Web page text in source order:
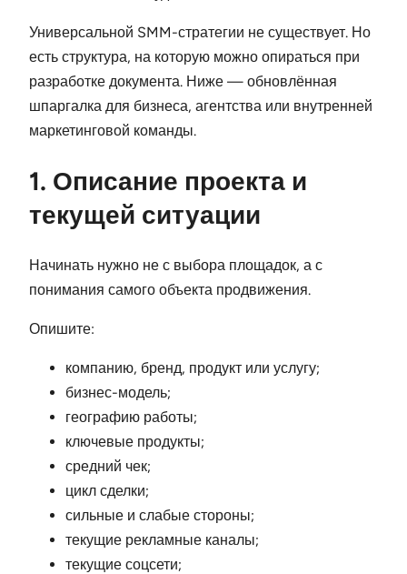
Универсальной SMM-стратегии не существует. Но
есть структура, на которую можно опираться при
разработке документа. Ниже — обновлённая
шпаргалка для бизнеса, агентства или внутренней
маркетинговой команды.
1. Описание проекта и
текущей ситуации
Начинать нужно не с выбора площадок, а с
понимания самого объекта продвижения.
Опишите:
компанию, бренд, продукт или услугу;
бизнес-модель;
географию работы;
ключевые продукты;
средний чек;
цикл сделки;
сильные и слабые стороны;
текущие рекламные каналы;
текущие соцсети;